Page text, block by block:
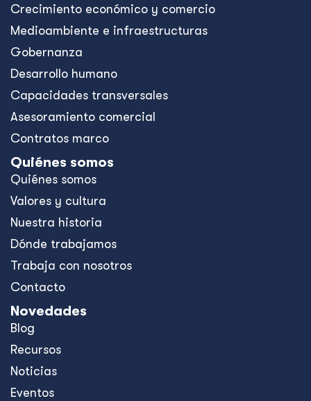
Crecimiento económico y comercio
Medioambiente e infraestructuras
Gobernanza
Desarrollo humano
Capacidades transversales
Asesoramiento comercial
Contratos marco
Quiénes somos
Quiénes somos
Valores y cultura
Nuestra historia
Dónde trabajamos
Trabaja con nosotros
Contacto
Novedades
Blog
Recursos
Noticias
Eventos